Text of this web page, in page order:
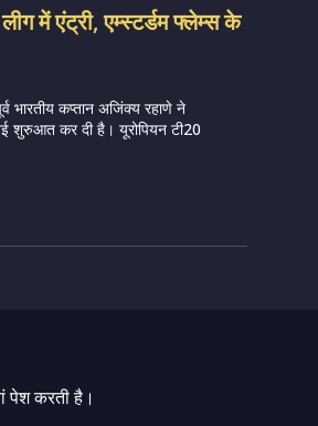
में एंट्री, एम्स्टर्डम फ्लेम्स के
कप्तान अजिंक्य रहाणे ने
शुरुआत कर दी है। यूरोपियन टी20
पेश करती है।